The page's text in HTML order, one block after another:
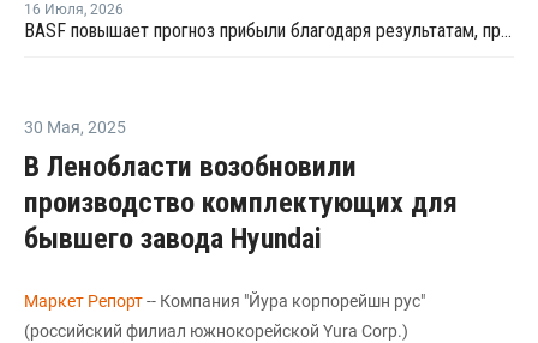
16 Июля, 2026
BASF повышает прогноз прибыли благодаря результатам, превзошедшим ожидания
30 Мая, 2025
В Ленобласти возобновили
производство комплектующих для
бывшего завода Hyundai
Маркет Репорт-- Компания "Йура корпорейшн рус"
(российский филиал южнокорейской Yura Corp.)